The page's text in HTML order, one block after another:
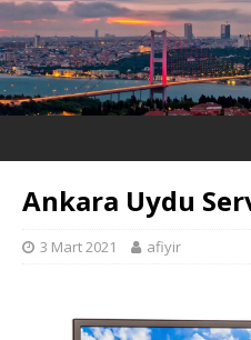
Ankara Uydu
3 Mart 2021 afiyir